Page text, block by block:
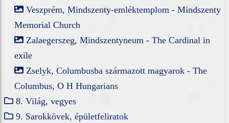
Veszprém, Mindszenty-emléktemplom - Mindszenty
Memorial Church
Zalaegerszeg, Mindszentyneum - The Cardinal in
exile
Zselyk, Columbusba származott magyarok - The
Columbus, O H Hungarians
8. Világ, vegyes
9. Sarokkövek, épületfeliratok